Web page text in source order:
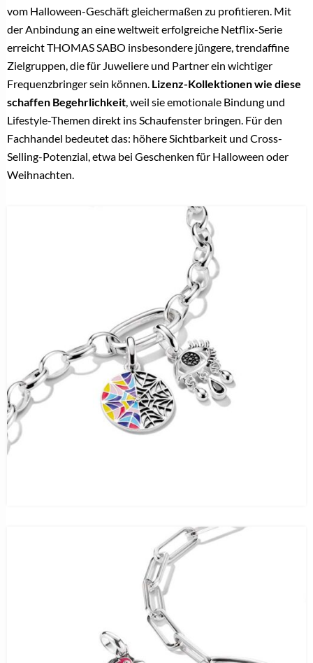
vom Halloween-Geschäft gleichermaßen zu profitieren. Mit
der Anbindung an eine weltweit erfolgreiche Netflix-Serie
erreicht THOMAS SABO insbesondere jüngere, trendaffine
Zielgruppen, die für Juweliere und Partner ein wichtiger
Frequenzbringer sein können. Lizenz-Kollektionen wie diese
schaffen Begehrlichkeit, weil sie emotionale Bindung und
Lifestyle-Themen direkt ins Schaufenster bringen. Für den
Fachhandel bedeutet das: höhere Sichtbarkeit und Cross-
Selling-Potenzial, etwa bei Geschenken für Halloween oder
Weihnachten.